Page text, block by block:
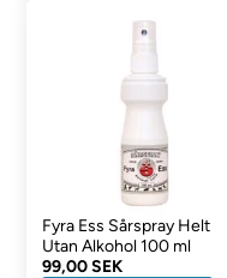
Fyra Ess Sårspray Helt
Utan Alkohol 100 ml
99,00 SEK